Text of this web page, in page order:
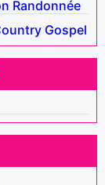
Randonnée
Gospel